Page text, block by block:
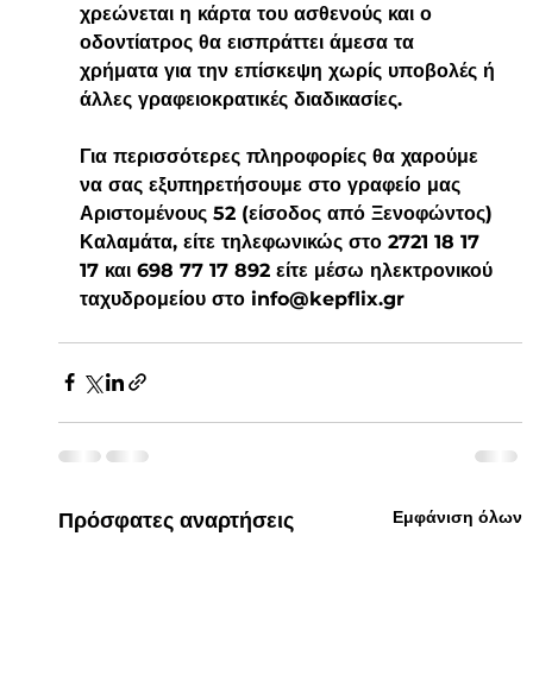
χρεώνεται η κάρτα του ασθενούς και ο
οδοντίατρος θα εισπράττει άμεσα τα
χρήματα για την επίσκεψη χωρίς υποβολές ή
άλλες γραφειοκρατικές διαδικασίες.
Για περισσότερες πληροφορίες θα χαρούμε
να σας εξυπηρετήσουμε στο γραφείο μας
Αριστομένους 52 (είσοδος από Ξενοφώντος)
Καλαμάτα, είτε τηλεφωνικώς στο 2721 18 17
17 και 698 77 17 892 είτε μέσω ηλεκτρονικού
ταχυδρομείου στο info@kepflix.gr
Πρόσφατες αναρτήσεις Εμφάνιση όλων